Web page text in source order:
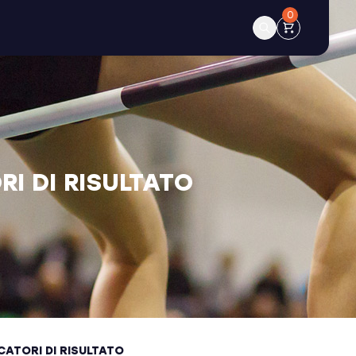
0
DI RISULTATO
DI RISULTATO